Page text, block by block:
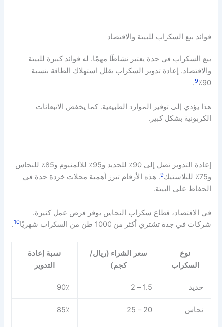
فوائد بيع السكراب للبيئة والاقتصاد
بيع السكراب في جدة يعتبر نشاطًا مهمًا. له فوائد كبيرة للبيئة
والاقتصاد. إعادة تدوير السكراب يقلل استهلاك الطاقة بنسبة
90٪
9
.
هذا يؤدي إلى توفير الموارد الطبيعية. كما يخفض الانبعاثات
الكربونية بشكل كبير.
إعادة التدوير تصل إلى 90٪ للحديد و95٪ للألمنيوم و85٪ للنحاس
و75٪ للبلاستيك
9. هذه الأرقام تبرز أهمية محلات خردة جدة في
الحفاظ على البيئة.
في الاقتصاد، قطاع سكراب النحاس يوفر فرص عمل كثيرة.
شركات في جدة تشتري أكثر من 1000 طن من السكراب شهريًا
10
.
نوع
السكراب
سعر الشراء (ريال/
كجم)
نسبة إعادة
التدوير
حديد 1.5 – 2 90٪
نحاس 20 – 25 85٪